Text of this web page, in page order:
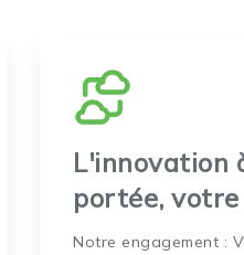
L'innovation
portée, votre
Notre engagement :